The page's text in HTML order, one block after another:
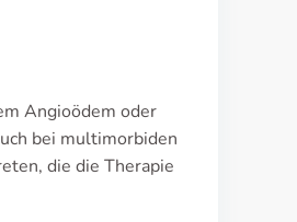
Angioödem oder
bei multimorbiden
die die Therapie